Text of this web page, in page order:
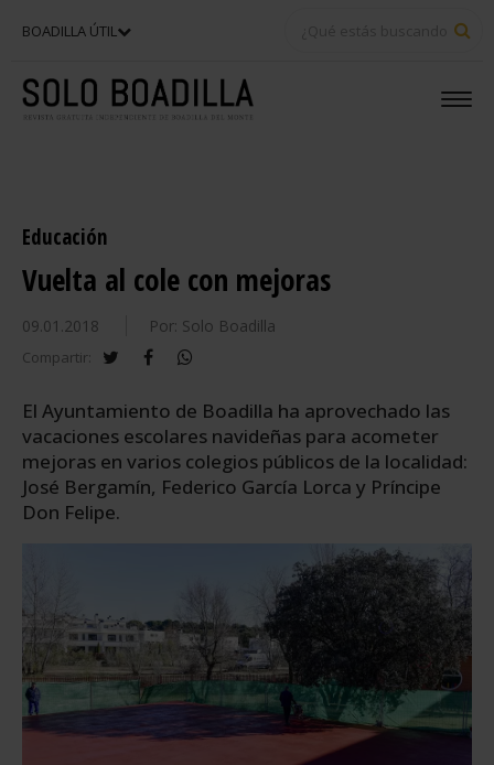
BOADILLA ÚTIL
Educación
Vuelta al cole con mejoras
09.01.2018 Por: Solo Boadilla
Compartir: twitterfacebook
El Ayuntamiento de Boadilla ha aprovechado las
vacaciones escolares navideñas para acometer
mejoras en varios colegios públicos de la localidad:
José Bergamín, Federico García Lorca y Príncipe
Don Felipe.